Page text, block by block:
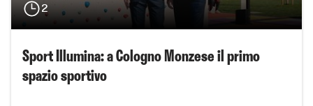
2
Sport Illumina: a Cologno Monzese il primo
spazio sportivo